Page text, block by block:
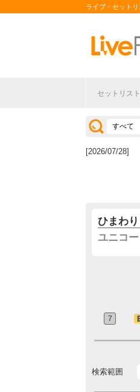
ライブ・セット
セットリスト
[2026/04/27]
[2026/07/28]
ひまわり
ユニコ
7
検索範囲